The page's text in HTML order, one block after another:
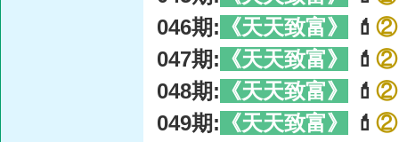
046期: 《天天致富》 💄 ②
047期: 《天天致富》 💄 ②
048期: 《天天致富》 💄 ②
049期: 《天天致富》 💄 ②